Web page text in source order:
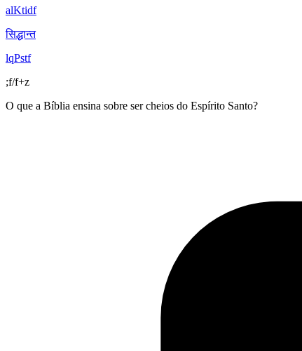
alKtidf
सिद्धान्त
lqPstf
;f/f+z
O que a Bíblia ensina sobre ser cheios do Espírito Santo?